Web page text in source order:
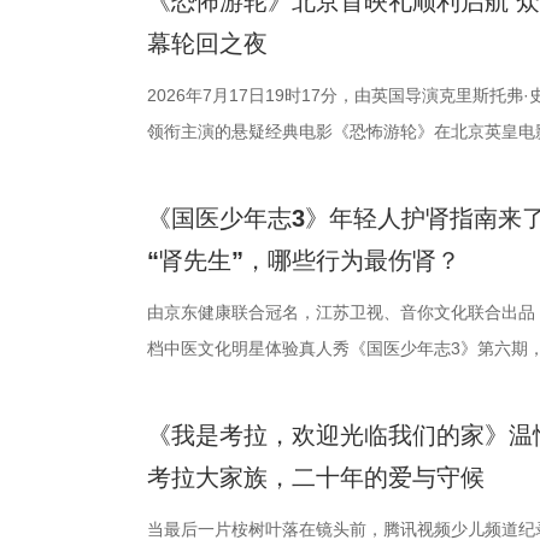
果敢与家国赤
角色，以形
中，杨立新饰
演的当铺老板
是押上自己的
是一群人的故
人的对话。8
路正面交锋，
理性剖析战
刻启发。在激
拨之下，少年
友，黄圣依再
们的暖心后盾
份勇气特别可
轮答的默契博
究竟哪一队能
动总策划及推
介。他结合市
引。 第二届“
耕优质文本，
注入不竭动力
的另一大亮点
化”的全产业
站拍遍”的影
业布局上迈出
观众在不同的
影片，都将通
以“回望十年
一个黄金时代
年华的精神角
形交流、开放
打造专业电影
撞。 「参与」
视频创作者，
日，最精彩的
高驰的梅开二
在他看来，无
力付出。”高
分，凭借净胜
本轮无锡队轮
对任何一个对
京队、苏州队
进，正不断上
幕轮回之夜
2026年7月17日19时17分，由英国导演克里斯托弗·
领衔主演的悬疑经典电影《恐怖游轮》在北京英皇电
被全球影迷奉为“无限循环题材鼻祖”的影片首次登陆
精妙绝伦的叙事结构、层层递进的悬疑反转以及令人
数观众心中的烧脑神作。豆瓣评分长年保持在8.5，
列豆瓣电影TOP250第191位。从论坛时代到短视频
推演以及隐藏细节的分析至今仍层出不穷。 影片讲
一艘名为“埃俄罗斯”号的神秘游轮。这艘游轮早在
一人。随处可见的血迹、神秘的指示、接踵而至的
《国医少年志3》年轻人护肾指南来
“肾先生”，哪些行为最伤肾？
由京东健康联合冠名，江苏卫视、音你文化联合出
档中医文化明星体验真人秀《国医少年志3》第六期
健康、护肾课堂、健康求真等精彩内容。哪些健康
破解“中风谜案” “病发现场探案”再度开启，国医少年
活环境、身体表现等线索中抽丝剥茧，还原病发真
《我是考拉，欢迎光临我们的家》
考拉大家族，二十年的爱与守候
当最后一片桉树叶落在镜头前，腾讯视频少儿频道